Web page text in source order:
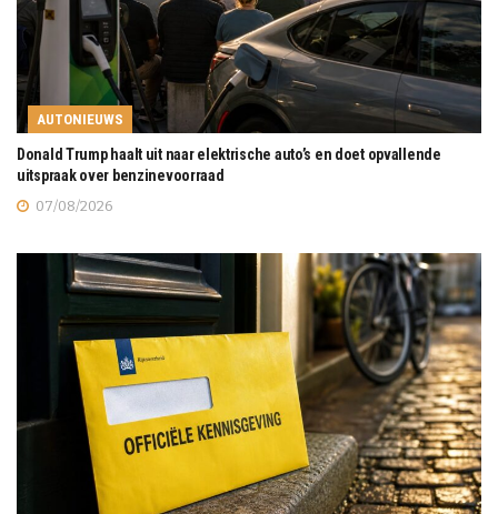
AUTONIEUWS
Donald Trump haalt uit naar elektrische auto’s en doet opvallende
uitspraak over benzinevoorraad
07/08/2026